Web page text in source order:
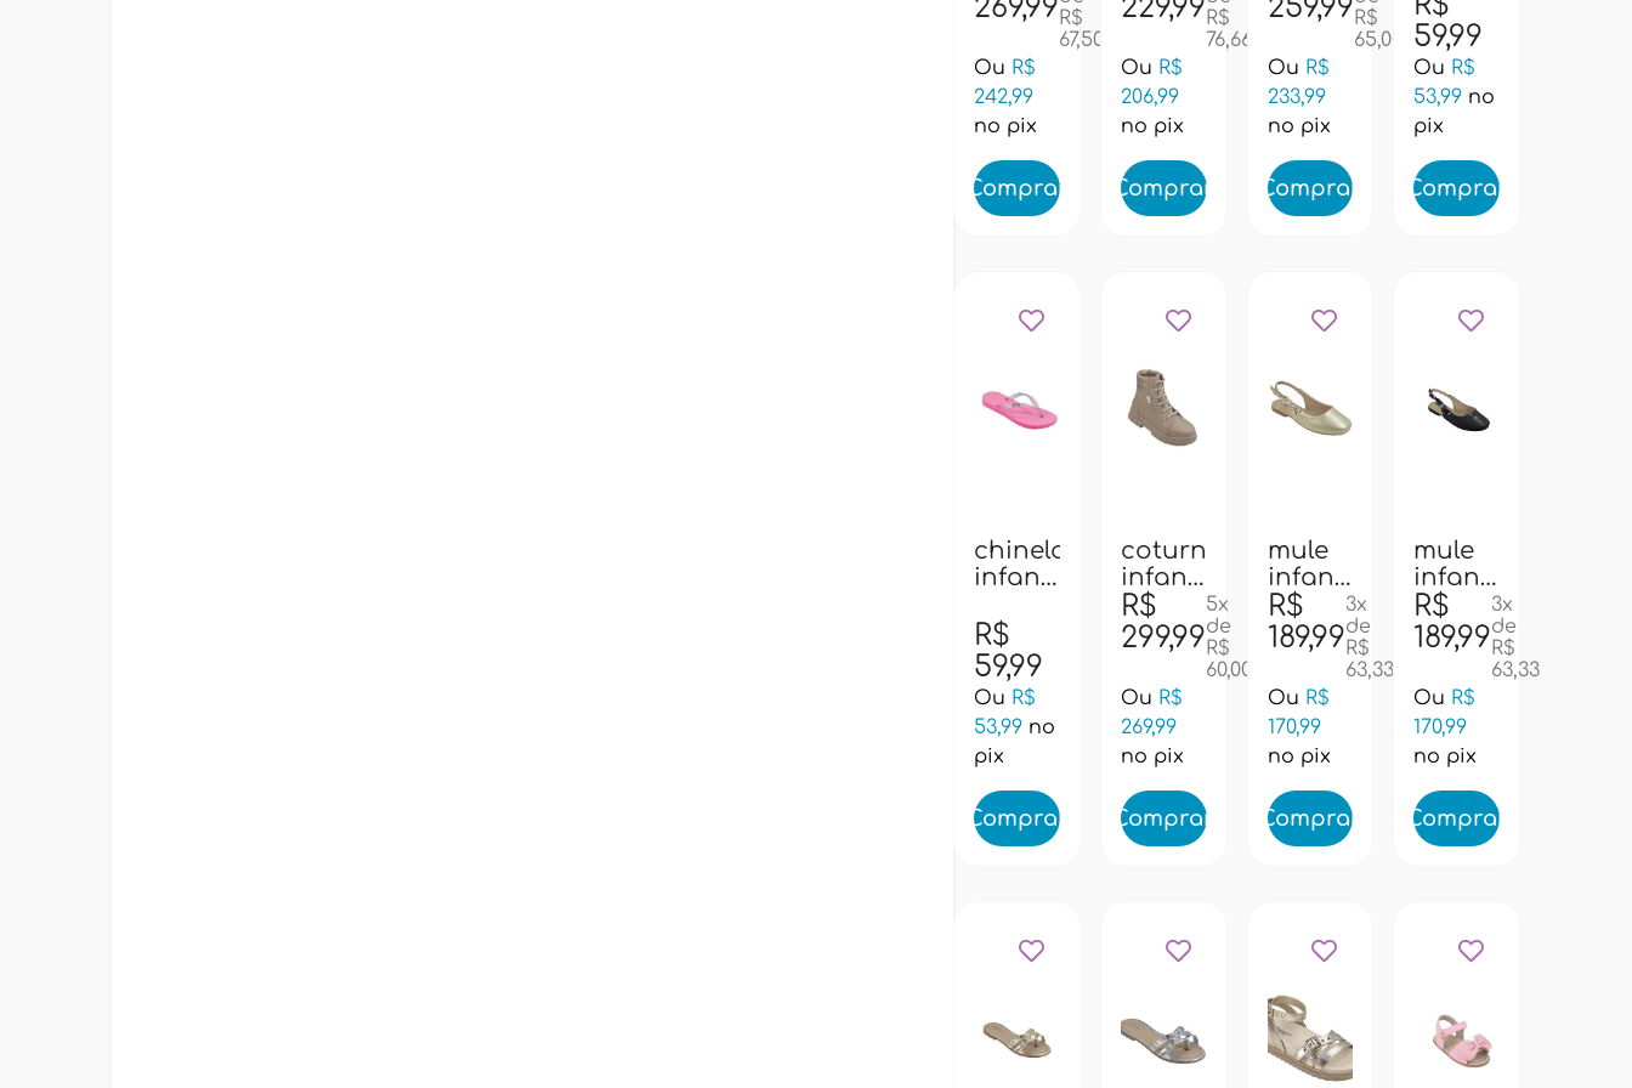
- preto
269,99R$
67,50
Ou R$
242,99
no pix
Comprar
- preto
229,99R$
76,66
Ou R$
206,99
no pix
Comprar
259,99R$
65,00
Ou R$
233,99
no pix
Comprar
- azul
dalia
59,99
Ou R$
53,99 no
pix
Comprar
chinelo
infantil
460058
- pink
R$
59,99
Ou R$
53,99 no
pix
Comprar
29
coturno
infantil
pampili
711019
- bege
R$
299,99
5x
de
R$
60,00
Ou R$
269,99
no pix
Comprar
29
mule
infantil
pampili
734019
dourado
R$
189,99
3x
de
R$
63,33
Ou R$
170,99
no pix
Comprar
34
mule
infantil
pampili
734019
- preto
vz
R$
189,99
3x
de
R$
63,33
Ou R$
170,99
no pix
Comprar
36